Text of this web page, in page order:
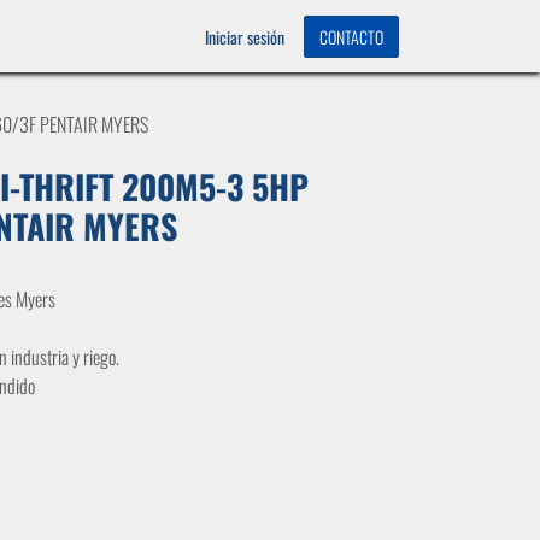
Iniciar sesión CONTACTO
PENTAIR MYERS
THRIFT 200M5-3 5HP
MYERS
Myers
industria y riego.